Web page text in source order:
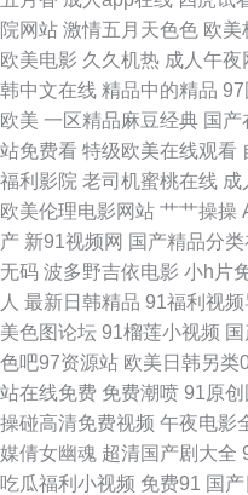
频 avtb麻豆花绯 久久婷婷婷 日
91看斤 国内秘果久久 亚洲人妻
伊人成人婷婷 久草日本在线 五月
AV淘宝久久 美女福利视频导航
爱视频大全 日本污网站 91深喉
入口 超碰人人上人人摸 韩国av三
卡视频 午夜剧场av A片色图 国
91黄色软件 国产精品成人无 狼友
院网站 激情五月天色色 欧美
欧美电影 久久机热 成人午夜
韩中文在线 精品中的精品
欧美 一区精品麻豆经典 国产
站免费看 特级欧美在线观看
福利影院 老司机蜜桃在线 成
欧美伦理电影网站 艹艹操操
产 新91视频网 国产精品分
无码 波多野吉依电影 小h片
人 最新日韩精品 91福利视频
美色图论坛 91榴莲小视频
色吧97资源站 欧美日韩另类
站在线免费 免费潮喷 91原
操碰高清免费视频 午夜电影
媒倩女幽魂 超清国产剧大全
吃瓜福利小视频 免费91 国